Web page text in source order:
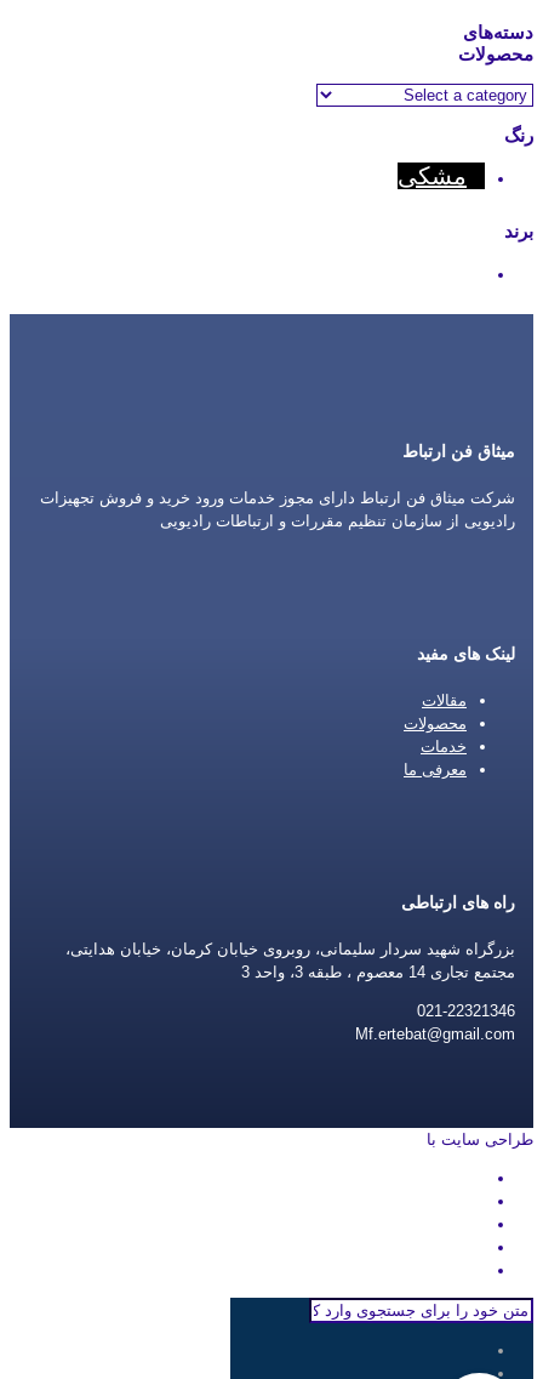
دسته‌های
محصولات
رنگ
مشکی
برند
میثاق فن ارتباط
شرکت میثاق فن ارتباط دارای مجوز خدمات ورود خرید و فروش تجهیزات
رادیویی از سازمان تنظیم مقررات و ارتباطات رادیویی
لینک های مفید
مقالات
محصولات
خدمات
معرفی ما
راه های ارتباطی
بزرگراه شهید سردار سلیمانی، روبروی خیابان کرمان، خیابان هدایتی،
مجتمع تجاری 14 معصوم ، طبقه 3، واحد 3
021-22321346
Mf.ertebat@gmail.com
طراحی سایت با